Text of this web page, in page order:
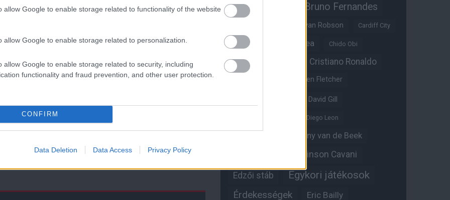
allow Google to enable storage related to functionality of the website
allow Google to enable storage related to personalization.
allow Google to enable storage related to security, including
functionality and fraud prevention, and other user protection.
CONFIRM
Data Deletion Data Access Privacy Policy
működését!
Brandon Williams Bruno Fernandes
Bryan Robson Cardiff City
Casemiro Chelsea Chido Obi
Christian Eriksen Cristiano Ronaldo
Darren Fletcher
David Gill
Diego Leon
Donny van de Beek
Edinson Cavani
Edzői stáb Egykori játékosok
Érdekességek Eric Bailly